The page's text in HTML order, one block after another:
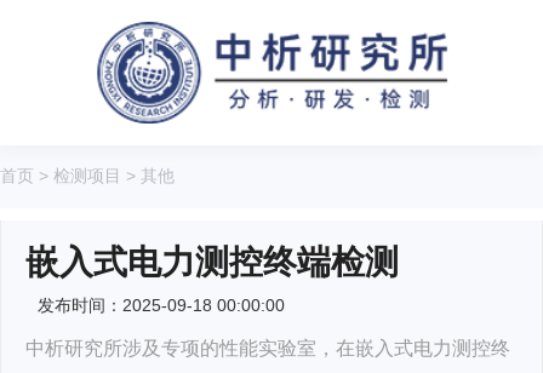
首页 > 检测项目 > 其他
嵌入式电力测控终端检测
发布时间：2025-09-18 00:00:00
中析研究所涉及专项的性能实验室，在嵌入式电力测控终